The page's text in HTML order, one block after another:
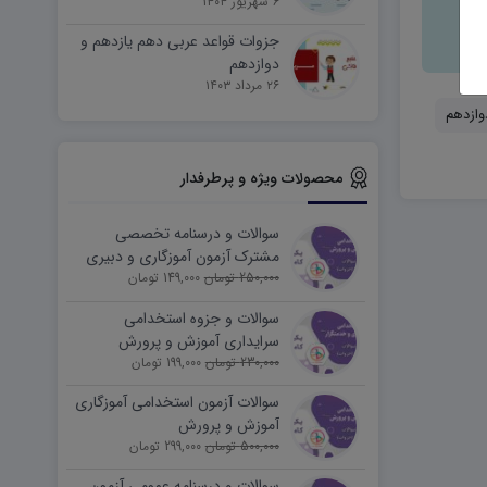
جزوات قواعد عربی دهم یازدهم و
دوازدهم
۲۶ مرداد ۱۴۰۳
محصولات ویژه و پرطرفدار
سوالات و درسنامه تخصصی
مشترک آزمون آموزگاری و دبیری
250,000 تومان 149,000 تومان
سوالات و جزوه استخدامی
سرایداری آموزش و پرورش
(نیروی خدماتی)
230,000 تومان 199,000 تومان
سوالات آزمون استخدامی آموزگاری
آموزش و پرورش
500,000 تومان 299,000 تومان